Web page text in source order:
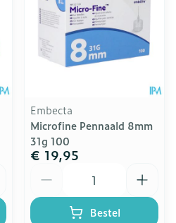
Embecta
Microfine Pennaald 8mm
31g 100
€ 19,95
Bestel